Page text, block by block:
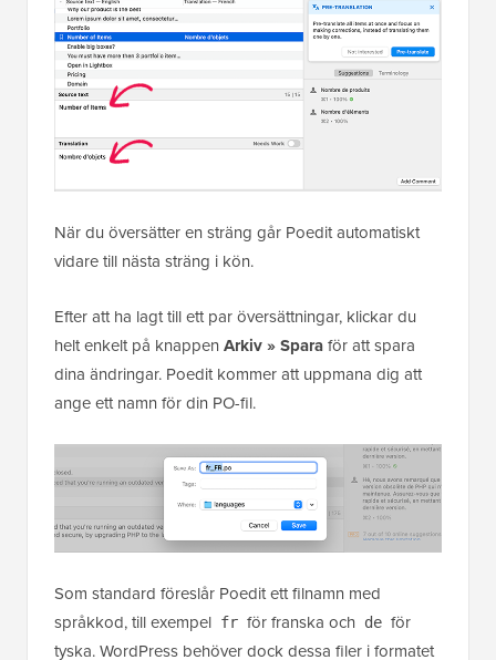
När du översätter en sträng går Poedit automatiskt
vidare till nästa sträng i kön.
Efter att ha lagt till ett par översättningar, klickar du
helt enkelt på knappen Arkiv » Sparaför att spara
dina ändringar. Poedit kommer att uppmana dig att
ange ett namn för din PO-fil.
Som standard föreslår Poedit ett filnamn med
språkkod, till exempel fr för franska och de för
tyska. WordPress behöver dock dessa filer i formatet